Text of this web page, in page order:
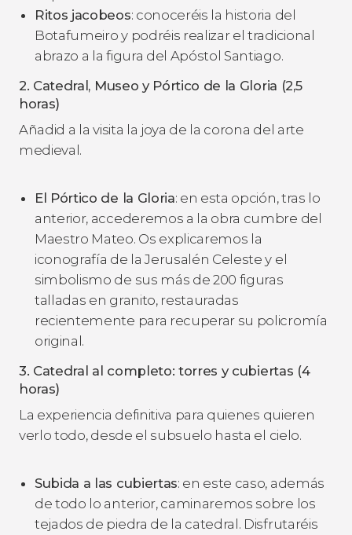
Ritos jacobeos: conoceréis la historia del
Botafumeiro y podréis realizar el tradicional
abrazo a la figura del Apóstol Santiago.
2. Catedral, Museo y Pórtico de la Gloria (2,5
horas)
Añadid a la visita la joya de la corona del arte
medieval.
El Pórtico de la Gloria: en esta opción, tras lo
anterior, accederemos a la obra cumbre del
Maestro Mateo. Os explicaremos la
iconografía de la Jerusalén Celeste y el
simbolismo de sus más de 200 figuras
talladas en granito, restauradas
recientemente para recuperar su policromía
original.
3. Catedral al completo: torres y cubiertas (4
horas)
La experiencia definitiva para quienes quieren
verlo todo, desde el subsuelo hasta el cielo.
Subida a las cubiertas: en este caso, además
de todo lo anterior, caminaremos sobre los
tejados de piedra de la catedral. Disfrutaréis